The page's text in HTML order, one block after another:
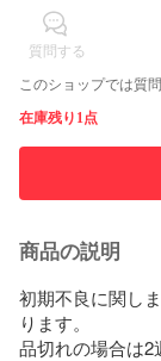
質問する
このショップでは質
在庫残り1点
商品の説明
初期不良に関し
ります。
品切れの場合は2